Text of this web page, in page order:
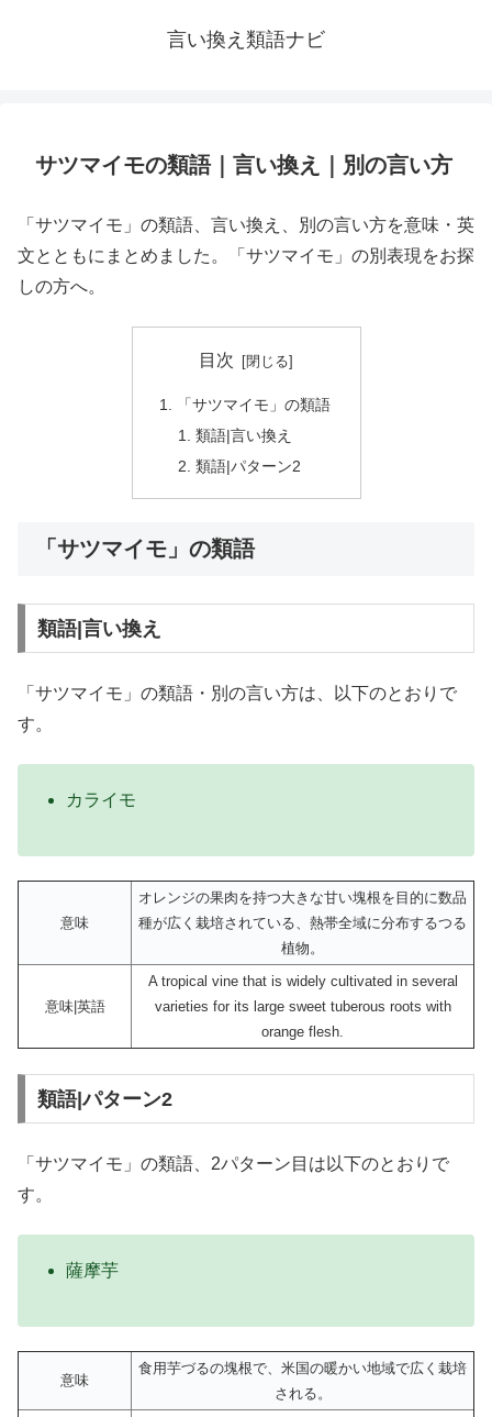
言い換え類語ナビ
サツマイモの類語｜言い換え｜別の言い方
「サツマイモ」の類語、言い換え、別の言い方を意味・英
文とともにまとめました。「サツマイモ」の別表現をお探
しの方へ。
目次
「サツマイモ」の類語
類語|言い換え
類語|パターン2
「サツマイモ」の類語
類語|言い換え
「サツマイモ」の類語・別の言い方は、以下のとおりで
す。
カライモ
意味
オレンジの果肉を持つ大きな甘い塊根を目的に数品
種が広く栽培されている、熱帯全域に分布するつる
植物。
意味|英語
A tropical vine that is widely cultivated in several
varieties for its large sweet tuberous roots with
orange flesh.
類語|パターン2
「サツマイモ」の類語、2パターン目は以下のとおりで
す。
薩摩芋
意味
食用芋づるの塊根で、米国の暖かい地域で広く栽培
される。